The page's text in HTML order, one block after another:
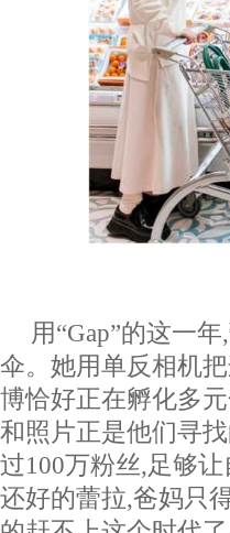
用“Gap”的这一
伞。她用单反相机
博恰好正在孵化多
和照片正是他们寻
过100万粉丝,足够
还好的蕾拉,爸妈只